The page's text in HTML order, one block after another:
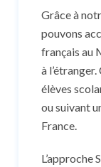
Grâce à
pouvons
français au
à
élèves
ou suivant
France.
L’approche